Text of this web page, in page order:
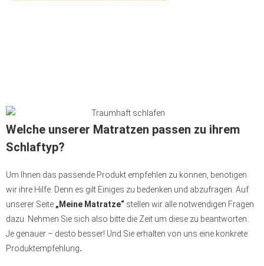
Welche unserer Matratzen passen zu ihrem
Schlaftyp?
Um Ihnen das passende Produkt empfehlen zu können, benötigen
wir ihre Hilfe. Denn es gilt Einiges zu bedenken und abzufragen. Auf
unserer Seite „Meine Matratze“ stellen wir alle notwendigen Fragen
dazu. Nehmen Sie sich also bitte die Zeit um diese zu beantworten.
Je genauer – desto besser! Und Sie erhalten von uns eine konkrete
Produktempfehlung.